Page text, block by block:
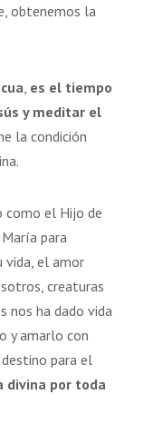
obtenemos la
es el tiempo
y meditar el
la condición
como el Hijo de
para
el amor
creaturas
nos ha dado vida
y amarlo con
para el
divina por toda